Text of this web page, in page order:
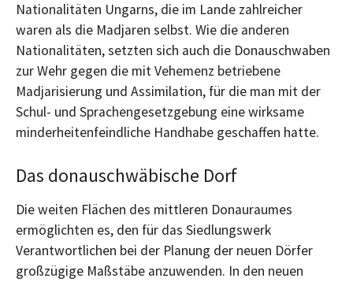
Nationalitäten Ungarns, die im Lande zahlreicher
waren als die Madjaren selbst. Wie die anderen
Nationalitäten, setzten sich auch die Donauschwaben
zur Wehr gegen die mit Vehemenz betriebene
Madjarisierung und Assimilation, für die man mit der
Schul- und Sprachengesetzgebung eine wirksame
minderheitenfeindliche Handhabe geschaffen hatte.
Das donauschwäbische Dorf
Die weiten Flächen des mittleren Donauraumes
ermöglichten es, den für das Siedlungswerk
Verantwortlichen bei der Planung der neuen Dörfer
großzügige Maßstäbe anzuwenden. In den neuen